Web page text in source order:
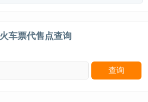
火车票代售点查询